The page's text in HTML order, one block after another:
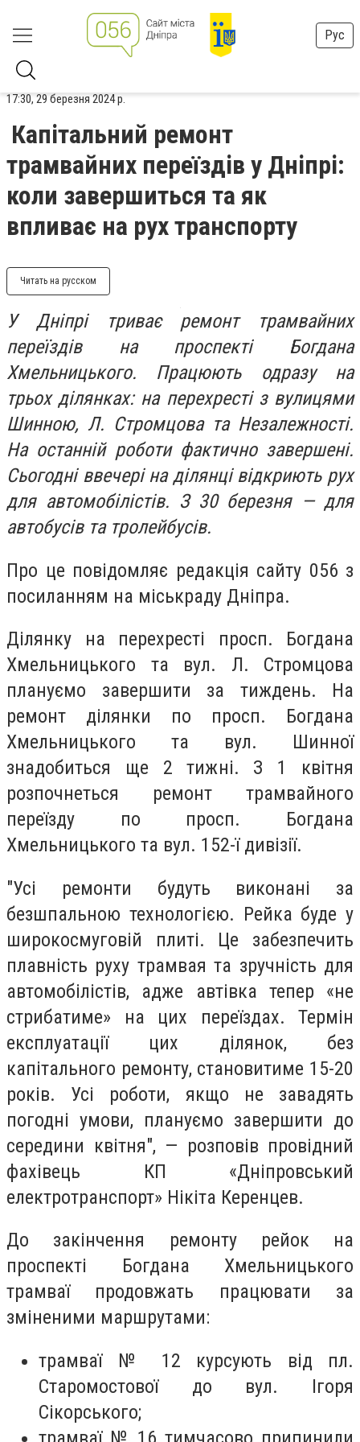
Рус
17:30, 29 березня 2024 р.
Капітальний ремонт
трамвайних переїздів у Дніпрі:
коли завершиться та як
впливає на рух транспорту
Читать на русском
У Дніпрі триває ремонт трамвайних
переїздів на проспекті Богдана
Хмельницького. Працюють одразу на
трьох ділянках: на перехресті з вулицями
Шинною, Л. Стромцова та Незалежності.
На останній роботи фактично завершені.
Сьогодні ввечері на ділянці відкриють рух
для автомобілістів. З 30 березня — для
автобусів та тролейбусів.
Про це повідомляє редакція сайту 056 з
посиланням на міськраду Дніпра.
Ділянку на перехресті просп. Богдана
Хмельницького та вул. Л. Стромцова
плануємо завершити за тиждень. На
ремонт ділянки по просп. Богдана
Хмельницького та вул. Шинної
знадобиться ще 2 тижні. З 1 квітня
розпочнеться ремонт трамвайного
переїзду по просп. Богдана
Хмельницького та вул. 152-ї дивізії.
"Усі ремонти будуть виконані за
безшпальною технологією. Рейка буде у
широкосмуговій плиті. Це забезпечить
плавність руху трамвая та зручність для
автомобілістів, адже автівка тепер «не
стрибатиме» на цих переїздах. Термін
експлуатації цих ділянок, без
капітального ремонту, становитиме 15-20
років. Усі роботи, якщо не завадять
погодні умови, плануємо завершити до
середини квітня", — розповів провідний
фахівець КП «Дніпровський
електротранспорт» Нікіта Керенцев.
До закінчення ремонту рейок на
проспекті Богдана Хмельницького
трамваї продовжать працювати за
зміненими маршрутами:
трамваї № 12 курсують від пл.
Старомостової до вул. Ігоря
Сікорського;